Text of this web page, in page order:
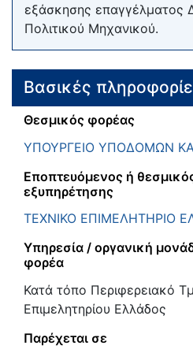
εξάσκησης επαγγέλματος
Πολιτικού Μηχανικού.
Βασικές
Θεσμικός φορέας
ΥΠΟΥΡΓΕΙΟ ΥΠΟΔΟΜΩΝ
Εποπτευόμενος ή
εξυπηρέτησης
ΤΕΧΝΙΚΟ ΕΠΙΜΕΛΗΤΗΡΙΟ
Υπηρεσία / οργανική
φορέα
Κατά τόπο Περιφερειακό
Επιμελητηρίου Ελλάδος
Παρέχεται σε